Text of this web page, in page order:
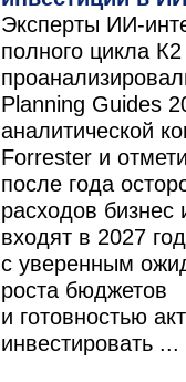
Эксперты ИИ-
полного цикла
Planning Guides
аналитической
Forrester и
после года
расходов
входят в 2027 год
с уверенным
роста бюджетов
и готовностью
инвестировать ...